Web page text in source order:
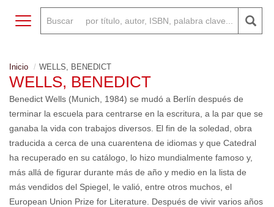
Toggle navigation
Inicio WELLS, BENEDICT
WELLS, BENEDICT
Benedict Wells (Munich, 1984) se mudó a Berlín después de
terminar la escuela para centrarse en la escritura, a la par que se
ganaba la vida con trabajos diversos. El fin de la soledad, obra
traducida a cerca de una cuarentena de idiomas y que Catedral
ha recuperado en su catálogo, lo hizo mundialmente famoso y,
más allá de figurar durante más de año y medio en la lista de
más vendidos del Spiegel, le valió, entre otros muchos, el
European Union Prize for Literature. Después de vivir varios años